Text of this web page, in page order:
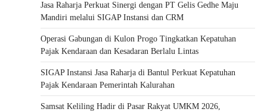
Jasa Raharja Perkuat Sinergi dengan PT Gelis Gedhe Maju
Mandiri melalui SIGAP Instansi dan CRM
Operasi Gabungan di Kulon Progo Tingkatkan Kepatuhan
Pajak Kendaraan dan Kesadaran Berlalu Lintas
SIGAP Instansi Jasa Raharja di Bantul Perkuat Kepatuhan
Pajak Kendaraan Pemerintah Kalurahan
Samsat Keliling Hadir di Pasar Rakyat UMKM 2026,